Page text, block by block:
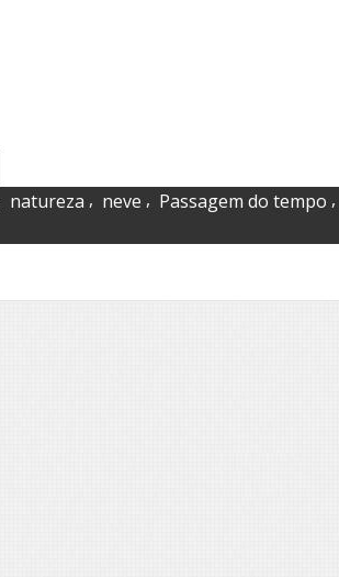
natureza , neve , Passagem do tempo ,